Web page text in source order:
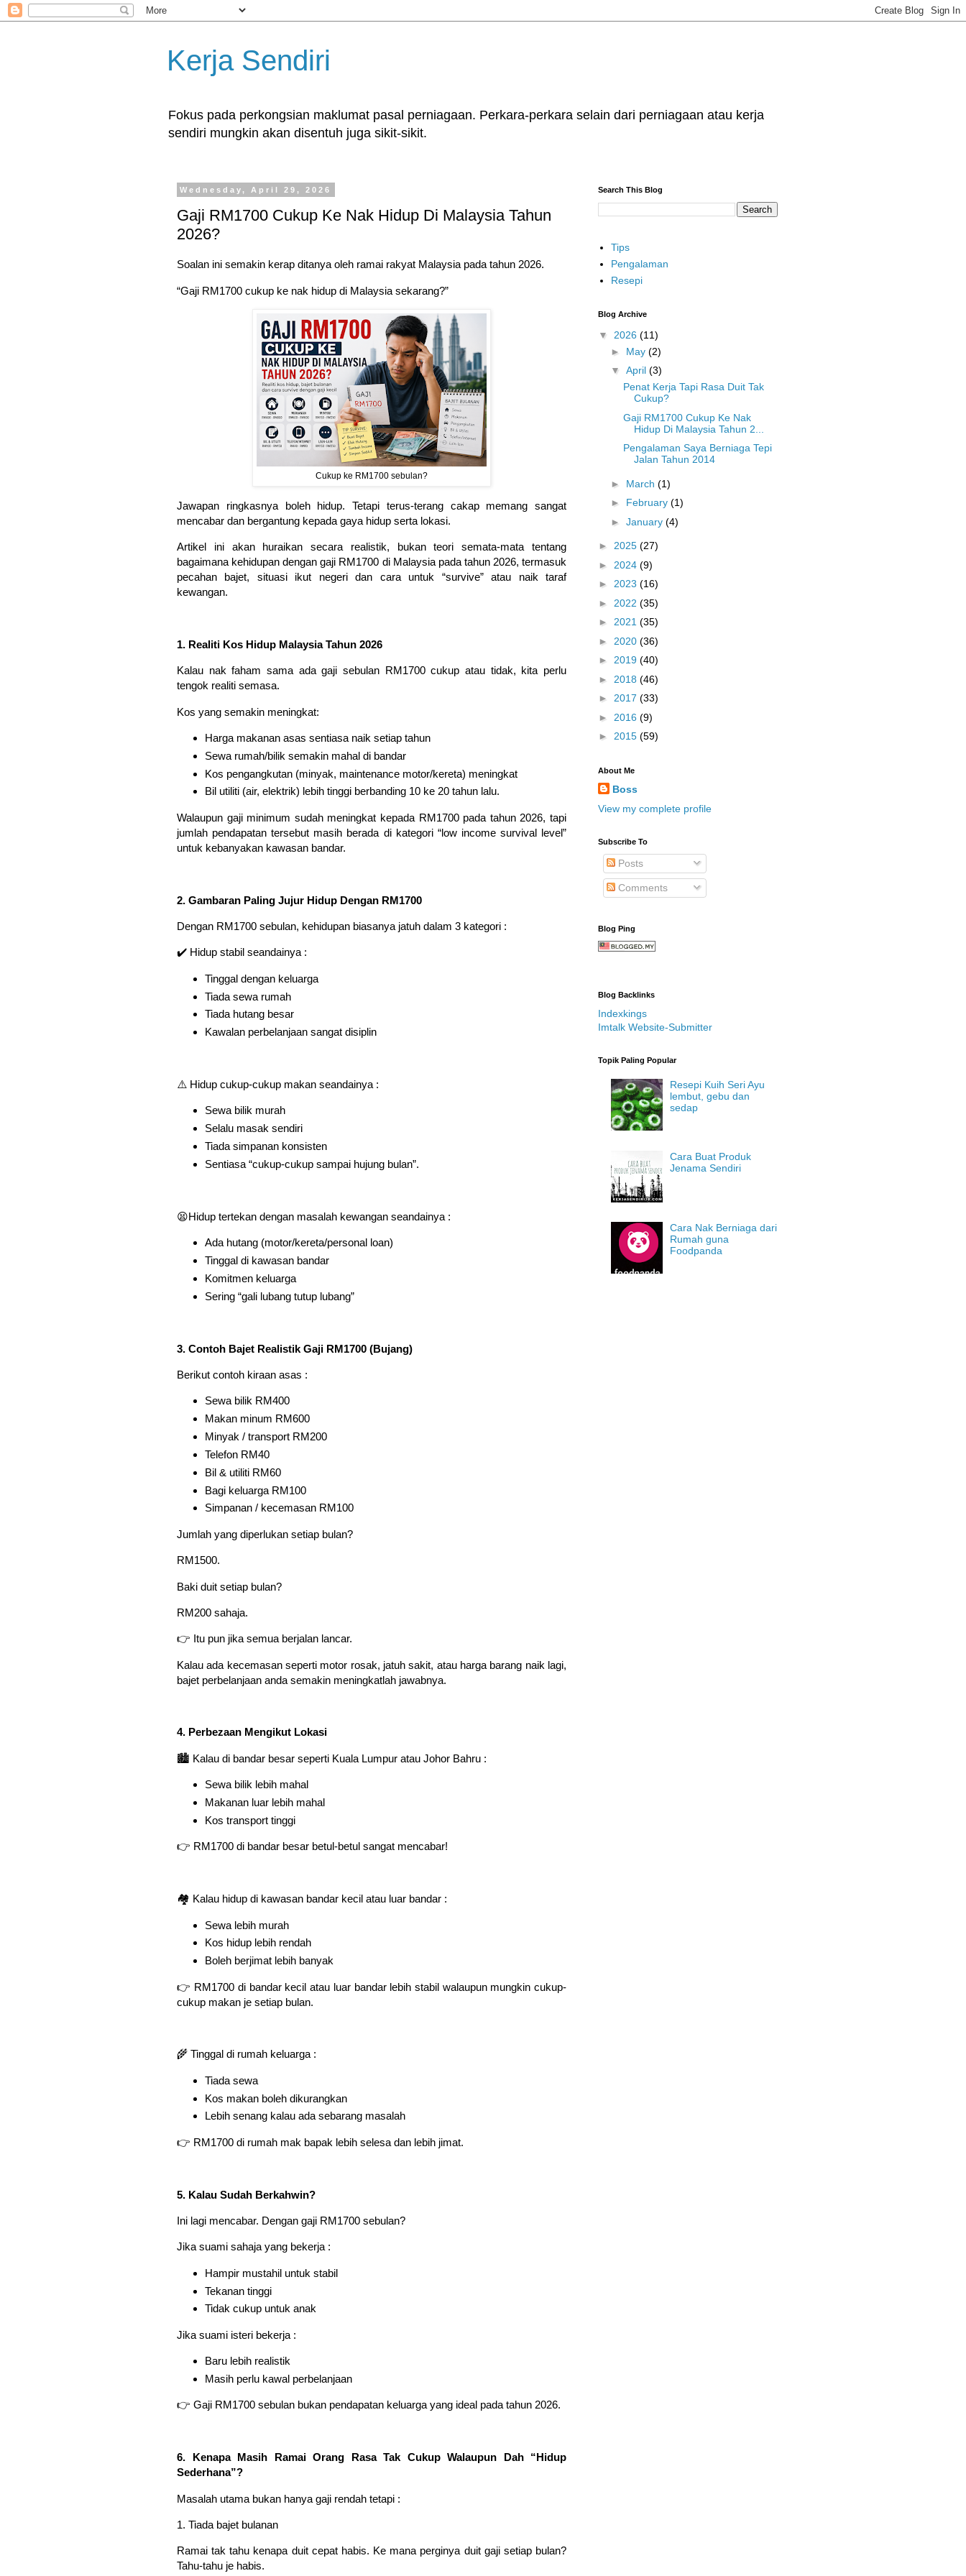
Kerja Sendiri
Fokus pada perkongsian maklumat pasal perniagaan. Perkara-perkara selain dari perniagaan atau kerja
sendiri mungkin akan disentuh juga sikit-sikit.
Wednesday, April 29, 2026
Gaji RM1700 Cukup Ke Nak Hidup Di Malaysia Tahun
2026?
Soalan ini semakin kerap ditanya oleh ramai rakyat Malaysia pada tahun 2026.
“Gaji RM1700 cukup ke nak hidup di Malaysia sekarang?”
Cukup ke RM1700 sebulan?
Jawapan ringkasnya boleh hidup. Tetapi terus-terang cakap memang sangat
mencabar dan bergantung kepada gaya hidup serta lokasi.
Artikel ini akan huraikan secara realistik, bukan teori semata-mata tentang
bagaimana kehidupan dengan gaji RM1700 di Malaysia pada tahun 2026, termasuk
pecahan bajet, situasi ikut negeri dan cara untuk “survive” atau naik taraf
kewangan.
1. Realiti Kos Hidup Malaysia Tahun 2026
Kalau nak faham sama ada gaji sebulan RM1700 cukup atau tidak, kita perlu
tengok realiti semasa.
Kos yang semakin meningkat:
Harga makanan asas sentiasa naik setiap tahun
Sewa rumah/bilik semakin mahal di bandar
Kos pengangkutan (minyak, maintenance motor/kereta) meningkat
Bil utiliti (air, elektrik) lebih tinggi berbanding 10 ke 20 tahun lalu.
Walaupun gaji minimum sudah meningkat kepada RM1700 pada tahun 2026, tapi
jumlah pendapatan tersebut masih berada di kategori “low income survival level”
untuk kebanyakan kawasan bandar.
2. Gambaran Paling Jujur Hidup Dengan RM1700
Dengan RM1700 sebulan, kehidupan biasanya jatuh dalam 3 kategori :
✔️ Hidup stabil seandainya :
Tinggal dengan keluarga
Tiada sewa rumah
Tiada hutang besar
Kawalan perbelanjaan sangat disiplin
⚠️ Hidup cukup-cukup makan seandainya :
Sewa bilik murah
Selalu masak sendiri
Tiada simpanan konsisten
Sentiasa “cukup-cukup sampai hujung bulan”.
😫Hidup tertekan dengan masalah kewangan seandainya :
Ada hutang (motor/kereta/personal loan)
Tinggal di kawasan bandar
Komitmen keluarga
Sering “gali lubang tutup lubang”
3. Contoh Bajet Realistik Gaji RM1700 (Bujang)
Berikut contoh kiraan asas :
Sewa bilik RM400
Makan minum RM600
Minyak / transport RM200
Telefon RM40
Bil & utiliti RM60
Bagi keluarga RM100
Simpanan / kecemasan RM100
Jumlah yang diperlukan setiap bulan?
RM1500.
Baki duit setiap bulan?
RM200 sahaja.
👉 Itu pun jika semua berjalan lancar.
Kalau ada kecemasan seperti motor rosak, jatuh sakit, atau harga barang naik lagi,
bajet perbelanjaan anda semakin meningkatlah jawabnya.
4. Perbezaan Mengikut Lokasi
🏙️ Kalau di bandar besar seperti Kuala Lumpur atau Johor Bahru :
Sewa bilik lebih mahal
Makanan luar lebih mahal
Kos transport tinggi
👉 RM1700 di bandar besar betul-betul sangat mencabar!
🏘️ Kalau hidup di kawasan bandar kecil atau luar bandar :
Sewa lebih murah
Kos hidup lebih rendah
Boleh berjimat lebih banyak
👉 RM1700 di bandar kecil atau luar bandar lebih stabil walaupun mungkin cukup-
cukup makan je setiap bulan.
🌾 Tinggal di rumah keluarga :
Tiada sewa
Kos makan boleh dikurangkan
Lebih senang kalau ada sebarang masalah
👉 RM1700 di rumah mak bapak lebih selesa dan lebih jimat.
5. Kalau Sudah Berkahwin?
Ini lagi mencabar. Dengan gaji RM1700 sebulan?
Jika suami sahaja yang bekerja :
Hampir mustahil untuk stabil
Tekanan tinggi
Tidak cukup untuk anak
Jika suami isteri bekerja :
Baru lebih realistik
Masih perlu kawal perbelanjaan
👉 Gaji RM1700 sebulan bukan pendapatan keluarga yang ideal pada tahun 2026.
6. Kenapa Masih Ramai Orang Rasa Tak Cukup Walaupun Dah “Hidup
Sederhana”?
Masalah utama bukan hanya gaji rendah tetapi :
1. Tiada bajet bulanan
Ramai tak tahu kenapa duit cepat habis. Ke mana perginya duit gaji setiap bulan?
Tahu-tahu je habis.
Search This Blog
Tips
Pengalaman
Resepi
Blog Archive
▼ 2026 (11)
► May (2)
▼ April (3)
Penat Kerja Tapi Rasa Duit Tak
Cukup?
Gaji RM1700 Cukup Ke Nak
Hidup Di Malaysia Tahun 2...
Pengalaman Saya Berniaga Tepi
Jalan Tahun 2014
► March (1)
► February (1)
► January (4)
► 2025 (27)
► 2024 (9)
► 2023 (16)
► 2022 (35)
► 2021 (35)
► 2020 (36)
► 2019 (40)
► 2018 (46)
► 2017 (33)
► 2016 (9)
► 2015 (59)
About Me
Boss
View my complete profile
Subscribe To
Posts
Comments
Blog Ping
Blog Backlinks
Indexkings
Imtalk Website-Submitter
Topik Paling Popular
Resepi Kuih Seri Ayu
lembut, gebu dan
sedap
Cara Buat Produk
Jenama Sendiri
Cara Nak Berniaga dari
Rumah guna
Foodpanda